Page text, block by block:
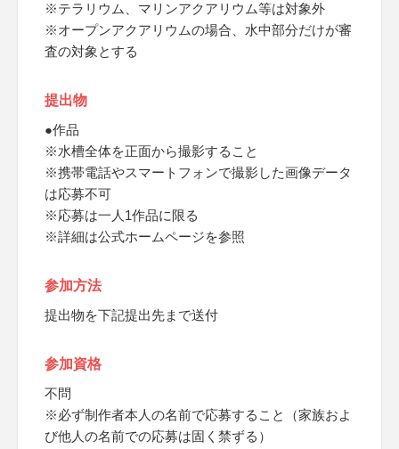
※テラリウム、マリンアクアリウム等は対象外
※オープンアクアリウムの場合、水中部分だけが審
査の対象とする
提出物
●作品
※水槽全体を正面から撮影すること
※携帯電話やスマートフォンで撮影した画像データ
は応募不可
※応募は一人1作品に限る
※詳細は公式ホームページを参照
参加方法
提出物を下記提出先まで送付
参加資格
不問
※必ず制作者本人の名前で応募すること（家族およ
び他人の名前での応募は固く禁ずる）